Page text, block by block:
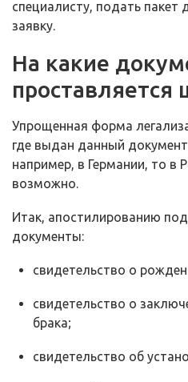
специалисту, подать пакет
заявку.
На какие
проставляется
Упрощенная форма
где выдан данный
например, в Германии, то в
возможно.
Итак, апостилированию
документы:
свидетельство о
свидетельство о
брака;
свидетельство об